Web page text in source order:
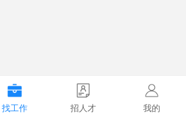
找工作 招人才 我的